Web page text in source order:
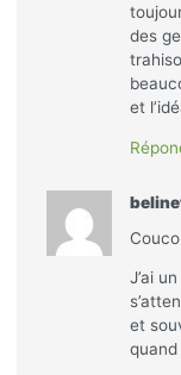
des
et
J’ai
et
quand